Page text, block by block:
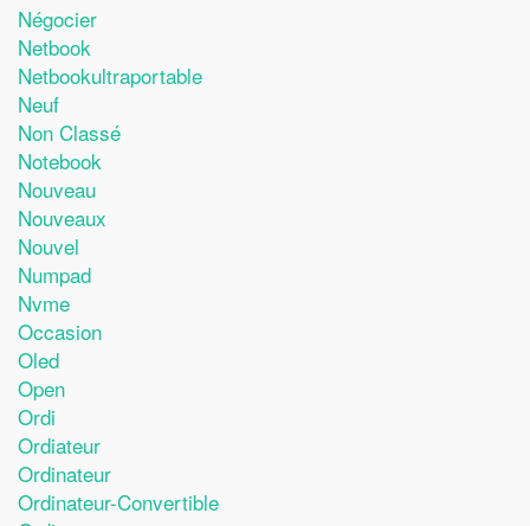
Négocier
Netbook
Netbookultraportable
Neuf
Non Classé
Notebook
Nouveau
Nouveaux
Nouvel
Numpad
Nvme
Occasion
Oled
Open
Ordi
Ordiateur
Ordinateur
Ordinateur-Convertible